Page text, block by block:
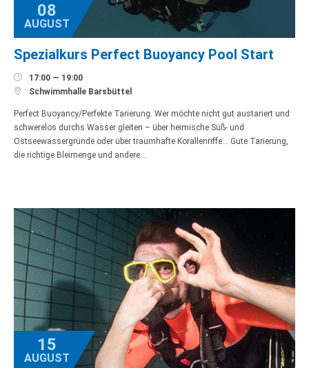
08
AUGUST
Spezialkurs Perfect Buoyancy Pool Start
 17:00 — 19:00
 Schwimmhalle Barsbüttel
Perfect Buoyancy/Perfekte Tarierung. Wer möchte nicht gut austariert und
schwerelos durchs Wasser gleiten – über heimische Süß- und
Ostseewassergründe oder über traumhafte Korallenriffe… Gute Tarierung,
die richtige Bleimenge und andere…
15
AUGUST